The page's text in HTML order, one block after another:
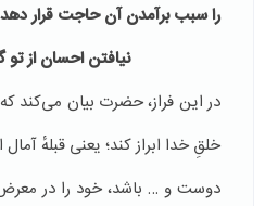
‌را‌ سبب برآمدن ‌آن‌ حاجت قرار دهد
نیافتن احسان ‌از‌
در این فراز، حضرت بیان می‌کند
خلقِ خدا ابراز کند؛ یعنی قبلهٔ آمال
دوست و … باشد، خود را در